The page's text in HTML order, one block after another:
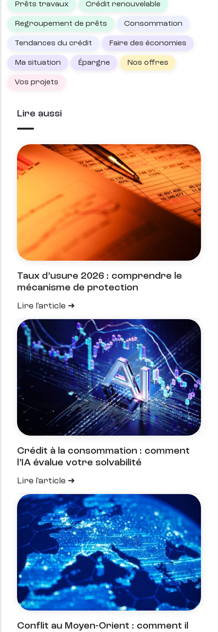
Prêts travaux Crédit renouvelable
Regroupement de prêts Consommation
Tendances du crédit Faire des économies
Ma situation Épargne Nos offres
Vos projets
Lire aussi
Taux d’usure 2026 : comprendre le
mécanisme de protection
Lire l'article
Crédit à la consommation : comment
l’IA évalue votre solvabilité
Lire l'article
Conflit au Moyen-Orient : comment il